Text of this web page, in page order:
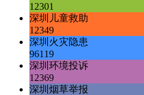
12301
深圳儿童救助
12349
深圳火灾隐患
96119
深圳环境投诉
12369
深圳烟草举报